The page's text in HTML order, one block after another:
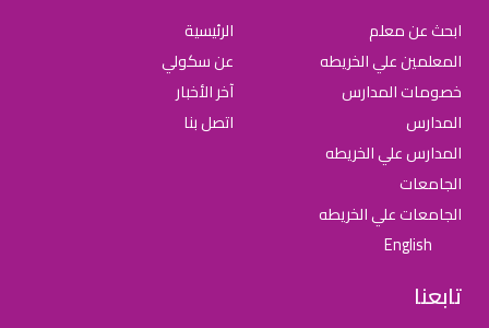
ابحث عن معلم
المعلمين علي الخريطه
خصومات المدارس
المدارس
المدارس علي الخريطه
الجامعات
الجامعات علي الخريطه
English
الرئيسية
عن سكولي
آخر الأخبار
اتصل بنا
تابعنا